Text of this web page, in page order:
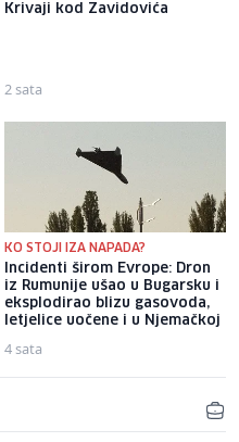
Krivaji kod Zavidovića
2 sata
KO STOJI IZA NAPADA?
Incidenti širom Evrope: Dron
iz Rumunije ušao u Bugarsku i
eksplodirao blizu gasovoda,
letjelice uočene i u Njemačkoj
4 sata